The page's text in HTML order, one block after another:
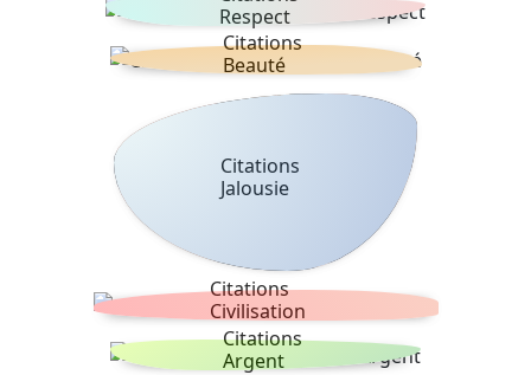
Respect
Citations
Beauté
Citations
Jalousie
Citations
Civilisation
Citations
Argent